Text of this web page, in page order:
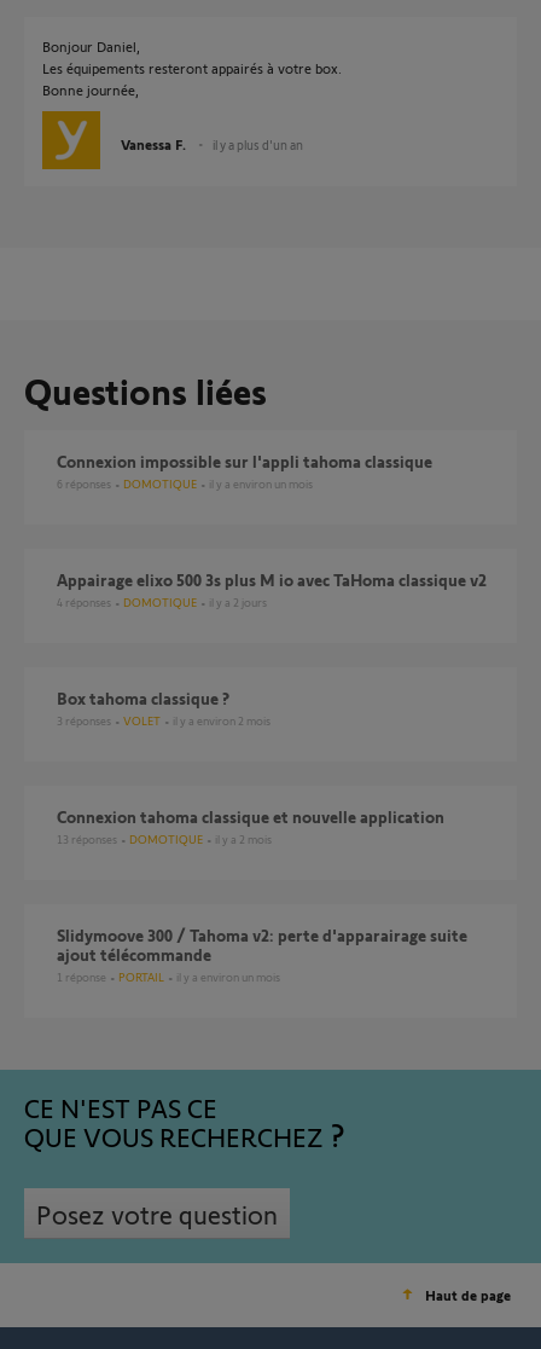
Bonjour Daniel,
Les équipements resteront appairés à votre box.
Bonne journée,
Vanessa F. il y a plus d'un an
Questions liées
connexion impossible sur l'appli tahoma classique
6 réponses DOMOTIQUE il y a environ un mois
Appairage elixo 500 3s plus M io avec TaHoma classique v2
4 réponses DOMOTIQUE il y a 2 jours
box tahoma classique ?
3 réponses VOLET il y a environ 2 mois
connexion tahoma classique et nouvelle application
13 réponses DOMOTIQUE il y a 2 mois
Slidymoove 300 / Tahoma v2: perte d'apparairage suite
ajout télécommande
1 réponse PORTAIL il y a environ un mois
CE N'EST PAS CE
QUE VOUS RECHERCHEZ
Posez votre question
Haut de page